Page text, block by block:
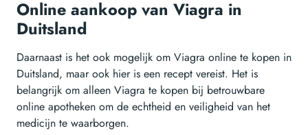
Online aankoop van Viagra in
Duitsland
Daarnaast is het ook mogelijk om Viagra online te kopen in
Duitsland, maar ook hier is een recept vereist. Het is
belangrijk om alleen Viagra te kopen bij betrouwbare
online apotheken om de echtheid en veiligheid van het
medicijn te waarborgen.